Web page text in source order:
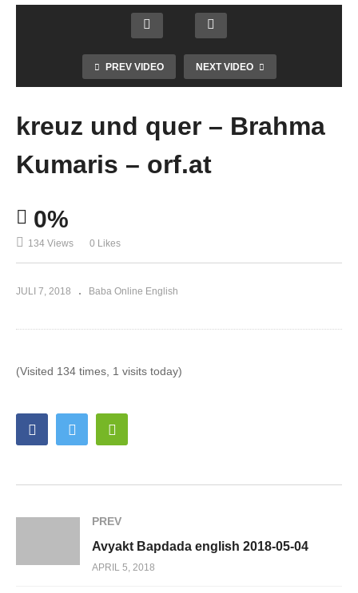
PREV VIDEO NEXT VIDEO
kreuz und quer – Brahma
Kumaris – orf.at
0%
134 Views 0 Likes
JULI 7, 2018 Baba Online English
(Visited 134 times, 1 visits today)
PREV
Avyakt Bapdada english 2018-05-04
APRIL 5, 2018